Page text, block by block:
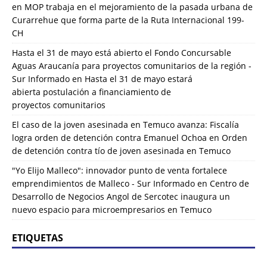
en MOP trabaja en el mejoramiento de la pasada urbana de
Curarrehue que forma parte de la Ruta Internacional 199-
CH
Hasta el 31 de mayo está abierto el Fondo Concursable
Aguas Araucanía para proyectos comunitarios de la región -
Sur Informado en Hasta el 31 de mayo estará
abierta postulación a financiamiento de
proyectos comunitarios
El caso de la joven asesinada en Temuco avanza: Fiscalía
logra orden de detención contra Emanuel Ochoa en Orden
de detención contra tío de joven asesinada en Temuco
"Yo Elijo Malleco": innovador punto de venta fortalece
emprendimientos de Malleco - Sur Informado en Centro de
Desarrollo de Negocios Angol de Sercotec inaugura un
nuevo espacio para microempresarios en Temuco
ETIQUETAS